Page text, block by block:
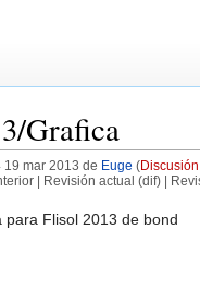
Grafica
19 mar 2013 de Euge (Discusión
| Revisión actual (dif) |
para Flisol 2013 de bond